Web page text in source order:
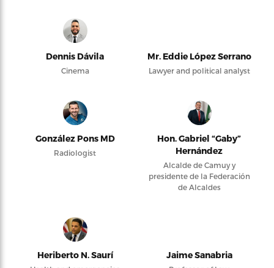
Dennis Dávila
Cinema
Mr. Eddie López Serrano
Lawyer and political analyst
González Pons MD
Radiologist
Hon. Gabriel “Gaby”
Hernández
Alcalde de Camuy y
presidente de la Federación
de Alcaldes
Heriberto N. Saurí Jaime Sanabria